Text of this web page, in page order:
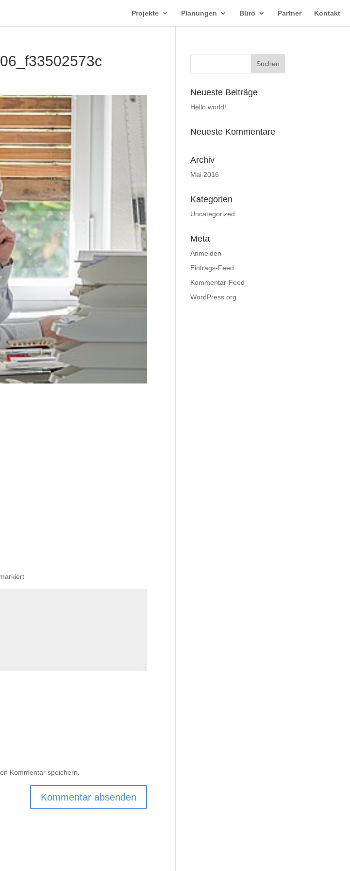
Projekte Planungen Büro Partner Kontakt
markiert
Kommentar speichern.
Neueste Beiträge
Hello world!
Neueste Kommentare
Archiv
Mai 2016
Kategorien
Uncategorized
Meta
Anmelden
Eintrags-Feed
Kommentar-Feed
WordPress.org